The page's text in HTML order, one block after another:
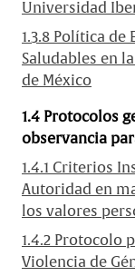
Universidad
1.3.8 Política de
Saludables en
de México
1.4 Protocolos
observancia
1.4.1 Criterios
Autoridad en
los valores
1.4.2 Protocolo
Violencia de